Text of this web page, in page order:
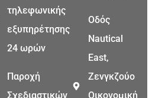
τηλεφωνικής
εξυπηρέτησης
24 ωρών
Παροχή
Σχεδιαστικών
Οδός
Nautical
East,
Ζενγκζούο
Οικονομική